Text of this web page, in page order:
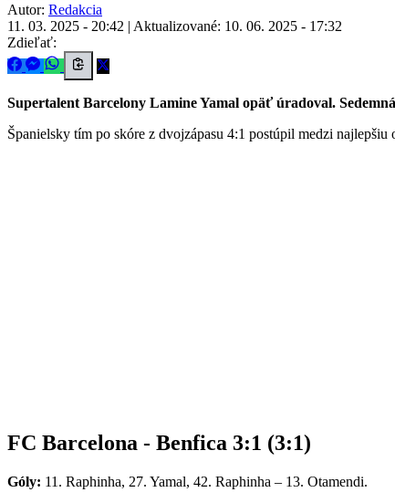
Autor: Redakcia
11. 03. 2025 - 20:42 | Aktualizované: 10. 06. 2025 - 17:32
Zdieľať:
Supertalent Barcelony Lamine Yamal opäť úradoval.
Španielsky tím po skóre z dvojzápasu 4:1 postúpil medzi
FC Barcelona - Benfica 3:1 (3:1)
Góly: 11. Raphinha, 27. Yamal, 42. Raphinha – 13. Otamendi.